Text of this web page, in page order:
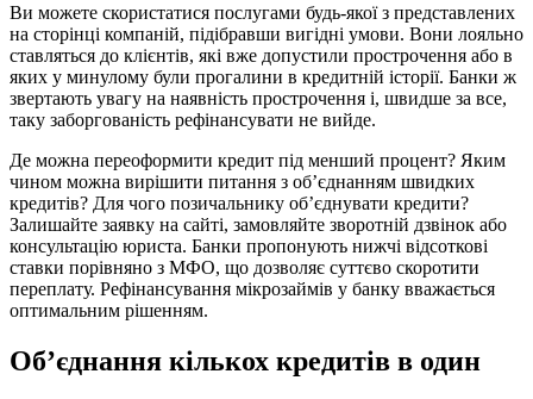
Ви можете скористатися послугами будь-якої з представлених
на сторінці компаній, підібравши вигідні умови. Вони лояльно
ставляться до клієнтів, які вже допустили прострочення або в
яких у минулому були прогалини в кредитній історії. Банки ж
звертають увагу на наявність прострочення і, швидше за все,
таку заборгованість рефінансувати не вийде.
Де можна переоформити кредит під менший процент? Яким
чином можна вирішити питання з об’єднанням швидких
кредитів? Для чого позичальнику об’єднувати кредити?
Залишайте заявку на сайті, замовляйте зворотній дзвінок або
консультацію юриста. Банки пропонують нижчі відсоткові
ставки порівняно з МФО, що дозволяє суттєво скоротити
переплату. Рефінансування мікрозаймів у банку вважається
оптимальним рішенням.
Об’єднання кількох кредитів в один